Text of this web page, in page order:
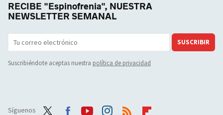
RECIBE "Espinofrenia", NUESTRA
NEWSLETTER SEMANAL
SUSCRIBIR
Suscribiéndote aceptas nuestra política de privacidad
Síguenos